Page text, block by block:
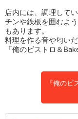
店内には、調理して
チンや鉄板を囲むよ
もあります。
料理を作る音や匂い
『俺のビストロ＆
『俺の